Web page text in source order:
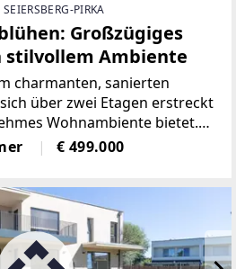
PIRKA
Großzügiges
stilvollem Ambiente
charmanten, sanierten
über zwei Etagen erstreckt
Wohnambiente bietet.
und eignet
Paare, die Wert auf
€ 499.000